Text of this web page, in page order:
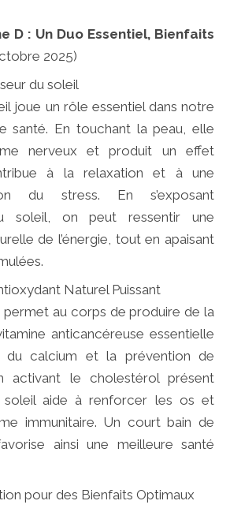
D : Un Duo Essentiel, Bienfaits
2025)
du soleil
joue un rôle essentiel dans notre
santé. En touchant la peau, elle
nerveux et produit un effet
à la relaxation et à une
du stress. En s’exposant
soleil, on peut ressentir une
de l’énergie, tout en apaisant
Naturel Puissant
permet au corps de produire de la
anticancéreuse essentielle
du calcium et la prévention de
activant le cholestérol présent
soleil aide à renforcer les os et
immunitaire. Un court bain de
ainsi une meilleure santé
pour des Bienfaits Optimaux